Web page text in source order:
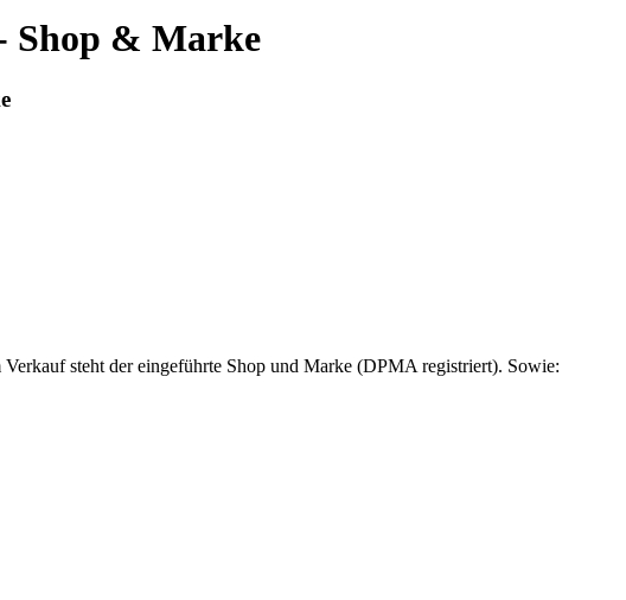
Shop & Marke
steht der eingeführte Shop und Marke (DPMA registriert). Sowie: